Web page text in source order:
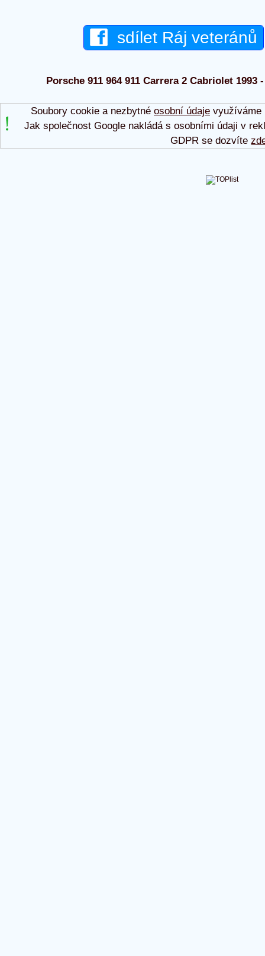
sdílet Ráj veteránů
Porsche 911 964 911 Carrera 2 Cabriolet
Soubory cookie a nezbytné osobní údajevyužíváme
Jak společnost Google nakládá s osobními údaji v
GDPR se dozvíte